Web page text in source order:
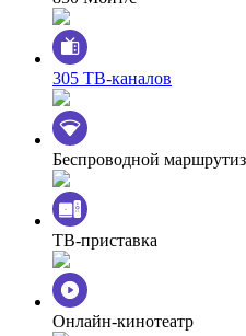
305 ТВ-каналов
Беспроводной
ТВ-приставка
Онлайн-кинотеатр